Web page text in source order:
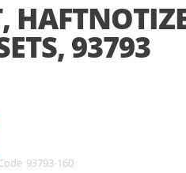
93793
93793-160